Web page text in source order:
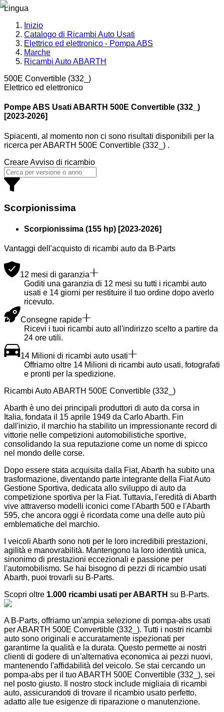
Lingua
Inizio
Catalogo di Ricambi Auto Usati
Elettrico ed elettronico - Pompa ABS
Marche
Ricambi Auto ABARTH
500E Convertible (332_)
Elettrico ed elettronico
Pompe ABS Usati ABARTH 500E Convertible (332_)
[2023-2026]
Spiacenti, al momento non ci sono risultati disponibili per la
ricerca perABARTH 500E Convertible (332_) .
Creare Avviso di ricambio
Scorpionissima
Scorpionissima (155 hp) [2023-2026]
Vantaggi dell'acquisto di ricambi auto da B-Parts
12 mesi di garanzia
Goditi una garanzia di 12 mesi su tutti i ricambi auto
usati e 14 giorni per restituire il tuo ordine dopo averlo
ricevuto.
Consegne rapide
Ricevi i tuoi ricambi auto all'indirizzo scelto a partire da
24 ore utili.
14 Milioni di ricambi auto usati
Offriamo oltre 14 Milioni di ricambi auto usati, fotografati
e pronti per la spedizione.
Ricambi Auto ABARTH 500E Convertible (332_)
Abarth è uno dei principali produttori di auto da corsa in
Italia, fondata il 15 aprile 1949 da Carlo Abarth. Fin
dall'inizio, il marchio ha stabilito un impressionante record di
vittorie nelle competizioni automobilistiche sportive,
consolidando la sua reputazione come un nome di spicco
nel mondo delle corse.
Dopo essere stata acquisita dalla Fiat, Abarth ha subito una
trasformazione, diventando parte integrante della Fiat Auto
Gestione Sportiva, dedicata allo sviluppo di auto da
competizione sportiva per la Fiat. Tuttavia, l'eredità di Abarth
vive attraverso modelli iconici come l'Abarth 500 e l'Abarth
595, che ancora oggi è ricordata come una delle auto più
emblematiche del marchio.
I veicoli Abarth sono noti per le loro incredibili prestazioni,
agilità e manovrabilità. Mantengono la loro identità unica,
sinonimo di prestazioni eccezionali e passione per
l'automobilismo. Se hai bisogno di pezzi di ricambio usati
Abarth, puoi trovarli su B-Parts.
Scopri oltre 1.000 ricambi usati per ABARTH su B-Parts.
A B-Parts, offriamo un'ampia selezione di pompa-abs usati
per ABARTH 500E Convertible (332_). Tutti i nostri ricambi
auto sono originali e accuratamente ispezionati per
garantirne la qualità e la durata. Questo permette ai nostri
clienti di godere di un'alternativa economica ai pezzi nuovi,
mantenendo l'affidabilità del veicolo. Se stai cercando un
pompa-abs per il tuo ABARTH 500E Convertible (332_), sei
nel posto giusto. Il nostro stock include migliaia di ricambi
auto, assicurandoti di trovare il ricambio usato perfetto,
adatto alle tue esigenze di riparazione o manutenzione.